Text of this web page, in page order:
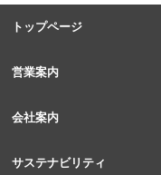
トップページ
営業案内
会社案内
サステナビリティ